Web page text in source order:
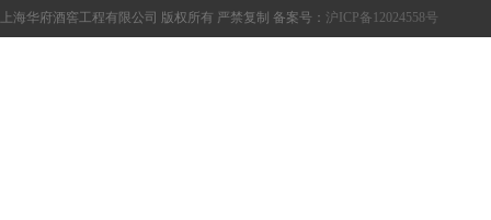
上海华府酒窖工程有限公司 版权所有 严禁复制 备案号： 沪ICP备12024558号